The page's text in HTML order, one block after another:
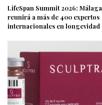
LifeSpan Summit 2026: Málaga
reunirá a más de 400 expertos
internacionales en longevidad